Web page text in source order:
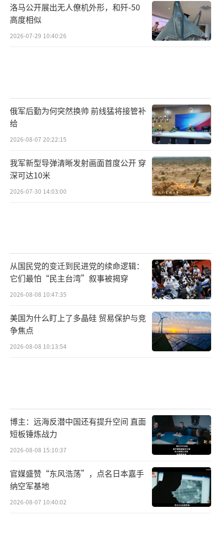
洛马公开展出无人僚机外形，和歼-50
高度相似
2026-07-29 10:40:26
俄军后勤为何突然换帅 前线猛将接管补
给
2026-08-07 20:22:15
我军新型导弹清晰发射画面首度公开 穿
深可达10米
2026-07-30 14:03:00
从国民党的变迁到民进党的续命逻辑：
它们最怕“民主台湾”叙事被揭穿
2026-08-08 10:47:35
美国为什么盯上了多晶硅 贸易保护与竞
争焦点
2026-08-08 10:13:54
博主：远海反潜中国还有提升空间 直面
短板锤炼战力
2026-08-08 15:10:37
官媒盛赞“东风浩荡”，点名日本嘉手
纳空军基地
2026-08-07 10:40:02